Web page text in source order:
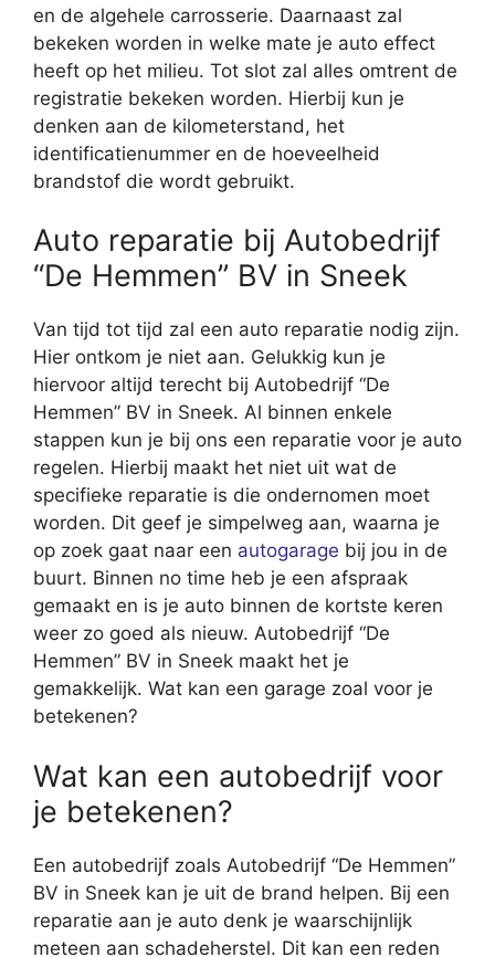
en de algehele carrosserie. Daarnaast zal
bekeken worden in welke mate je auto effect
heeft op het milieu. Tot slot zal alles omtrent de
registratie bekeken worden. Hierbij kun je
denken aan de kilometerstand, het
identificatienummer en de hoeveelheid
brandstof die wordt gebruikt.
Auto reparatie bij Autobedrijf
“De Hemmen” BV in Sneek
Van tijd tot tijd zal een auto reparatie nodig zijn.
Hier ontkom je niet aan. Gelukkig kun je
hiervoor altijd terecht bij Autobedrijf “De
Hemmen” BV in Sneek. Al binnen enkele
stappen kun je bij ons een reparatie voor je auto
regelen. Hierbij maakt het niet uit wat de
specifieke reparatie is die ondernomen moet
worden. Dit geef je simpelweg aan, waarna je
op zoek gaat naar een autogarage bij jou in de
buurt. Binnen no time heb je een afspraak
gemaakt en is je auto binnen de kortste keren
weer zo goed als nieuw. Autobedrijf “De
Hemmen” BV in Sneek maakt het je
gemakkelijk. Wat kan een garage zoal voor je
betekenen?
Wat kan een autobedrijf voor
je betekenen?
Een autobedrijf zoals Autobedrijf “De Hemmen”
BV in Sneek kan je uit de brand helpen. Bij een
reparatie aan je auto denk je waarschijnlijk
meteen aan schadeherstel. Dit kan een reden